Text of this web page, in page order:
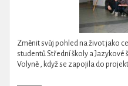
Změnit svůj pohled na život jako
studentů Střední školy a
Volyně , když se zapojila do